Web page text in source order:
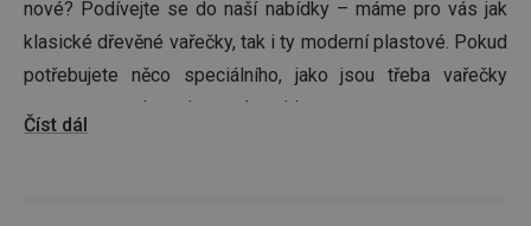
nové? Podívejte se do naší nabídky – máme pro vás jak
klasické dřevěné vařečky, tak i ty moderní plastové. Pokud
potřebujete něco speciálního, jako jsou třeba vařečky
s otvorem a rohem, i ty u nás najdete.
Číst dál